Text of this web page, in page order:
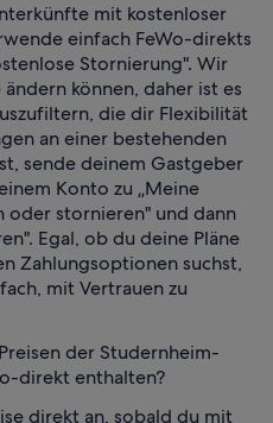
mit kostenloser
einfach FeWo-direkts
Stornierung". Wir
können, daher ist es
die dir Flexibilität
an einer bestehenden
sende deinem Gastgeber
Konto zu „Meine
oder stornieren" und dann
Egal, ob du deine Pläne
Zahlungsoptionen suchst,
mit Vertrauen zu
der Studernheim-
direkt enthalten?
direkt an, sobald du mit